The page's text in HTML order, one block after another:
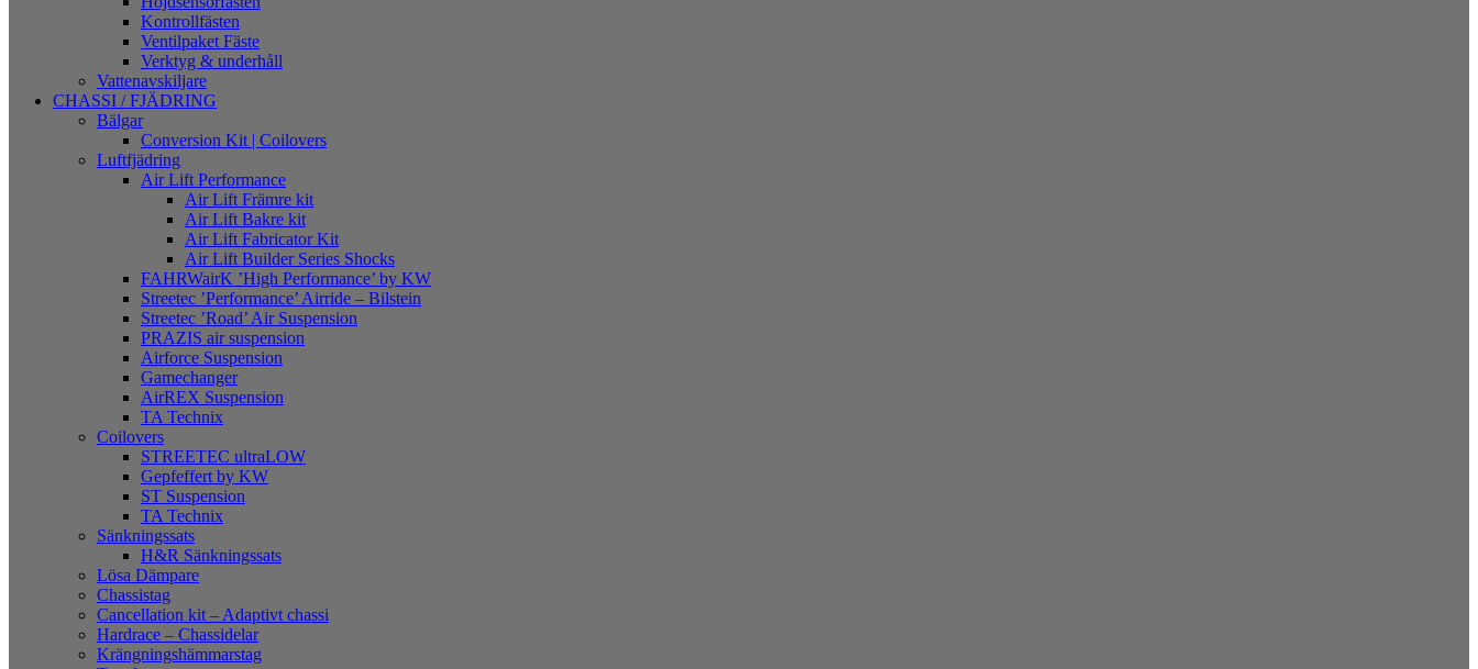
Kontrollfästen
Ventilpaket Fäste
Verktyg & underhåll
Vattenavskiljare
CHASSI / FJÄDRING
Bälgar
Conversion Kit | Coilovers
Luftfjädring
Air Lift Performance
Air Lift Främre kit
Air Lift Bakre kit
Air Lift Fabricator Kit
Air Lift Builder Series Shocks
FAHRWairK ’High Performance’ by KW
Streetec ’Performance’ Airride – Bilstein
Streetec ’Road’ Air Suspension
PRAZIS air suspension
Airforce Suspension
Gamechanger
AirREX Suspension
TA Technix
Coilovers
STREETEC ultraLOW
Gepfeffert by KW
ST Suspension
TA Technix
Sänkningssats
H&R Sänkningssats
Lösa Dämpare
Chassistag
Cancellation kit – Adaptivt chassi
Hardrace – Chassidelar
Krängningshämmarstag